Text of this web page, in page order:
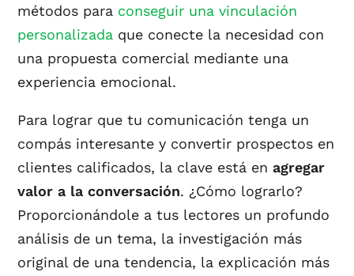
métodos para conseguir una vinculación
personalizada que conecte la necesidad con
una propuesta comercial mediante una
experiencia emocional.
Para lograr que tu comunicación tenga un
compás interesante y convertir prospectos en
clientes calificados, la clave está enagregar
valor a la conversación. ¿Cómo lograrlo?
Proporcionándole a tus lectores un profundo
análisis de un tema, la investigación más
original de una tendencia, la explicación más